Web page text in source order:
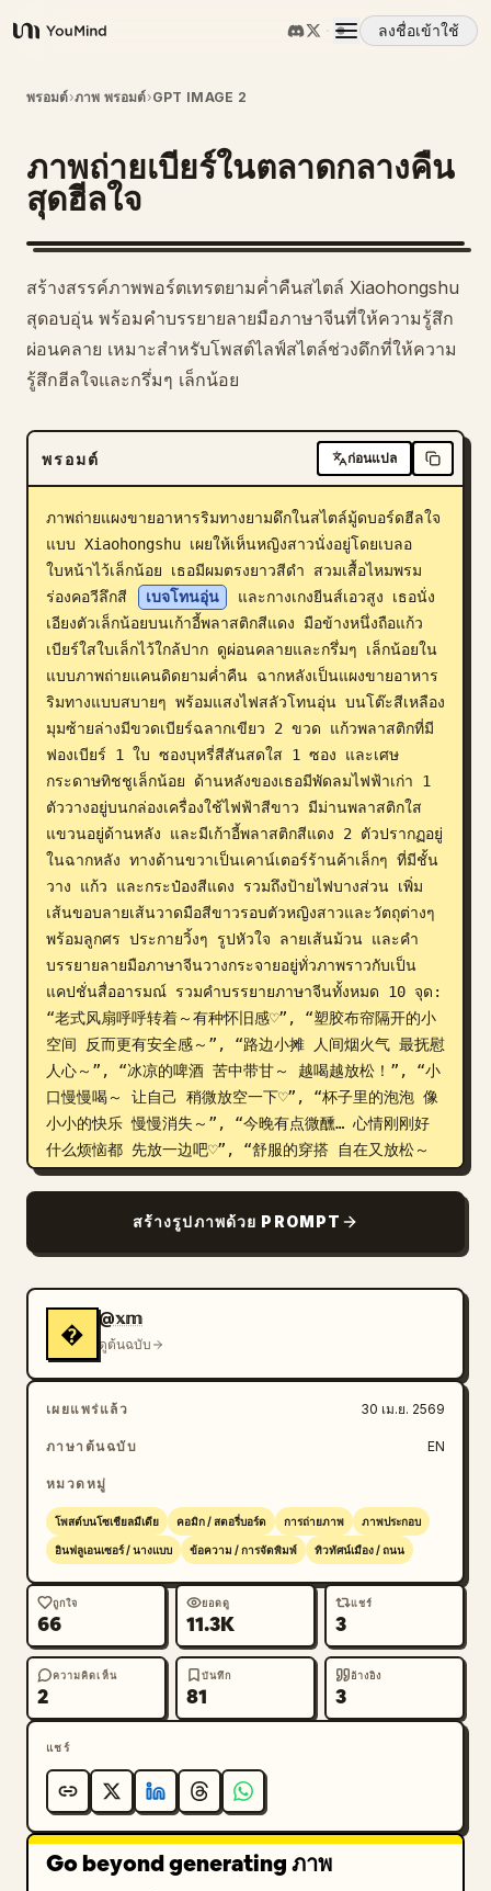
YouMind
ลงชื่อเข้าใช้
ภาพรวม
กรณีการใช้งาน
ทักษะ
พรอมต์
ราคา
ดาวน์โหลด
บล็อก
อัปเดต
พรอมต์›ภาพ พรอมต์›GPT IMAGE 2
ภาพถ่ายเบียร์ในตลาดกลางคืน
สุดฮีลใจ
สร้างสรรค์ภาพพอร์ตเทรตยามค่ำคืนสไตล์ Xiaohongshu
สุดอบอุ่น พร้อมคำบรรยายลายมือภาษาจีนที่ให้ความรู้สึก
ผ่อนคลาย เหมาะสำหรับโพสต์ไลฟ์สไตล์ช่วงดึกที่ให้ความ
รู้สึกฮีลใจและกรึ่มๆ เล็กน้อย
พรอมต์ ก่อนแปล
ภาพถ่ายแผงขายอาหารริมทางยามดึกในสไตล์มู้ดบอร์ดฮีลใจ
แบบ Xiaohongshu เผยให้เห็นหญิงสาวนั่งอยู่โดยเบลอ
ใบหน้าไว้เล็กน้อย เธอมีผมตรงยาวสีดำ สวมเสื้อไหมพรม
ร่องคอวีลึกสี
เบจโทนอุ่น
และกางเกงยีนส์เอวสูง เธอนั่ง
เอียงตัวเล็กน้อยบนเก้าอี้พลาสติกสีแดง มือข้างหนึ่งถือแก้ว
เบียร์ใสใบเล็กไว้ใกล้ปาก ดูผ่อนคลายและกรึ่มๆ เล็กน้อยใน
แบบภาพถ่ายแคนดิดยามค่ำคืน ฉากหลังเป็นแผงขายอาหาร
ริมทางแบบสบายๆ พร้อมแสงไฟสลัวโทนอุ่น บนโต๊ะสีเหลือง
มุมซ้ายล่างมีขวดเบียร์ฉลากเขียว 2 ขวด แก้วพลาสติกที่มี
ฟองเบียร์ 1 ใบ ซองบุหรี่สีสันสดใส 1 ซอง และเศษ
กระดาษทิชชูเล็กน้อย ด้านหลังของเธอมีพัดลมไฟฟ้าเก่า 1
ตัววางอยู่บนกล่องเครื่องใช้ไฟฟ้าสีขาว มีม่านพลาสติกใส
แขวนอยู่ด้านหลัง และมีเก้าอี้พลาสติกสีแดง 2 ตัวปรากฏอยู่
ในฉากหลัง ทางด้านขวาเป็นเคาน์เตอร์ร้านค้าเล็กๆ ที่มีชั้น
วาง แก้ว และกระป๋องสีแดง รวมถึงป้ายไฟบางส่วน เพิ่ม
เส้นขอบลายเส้นวาดมือสีขาวรอบตัวหญิงสาวและวัตถุต่างๆ
พร้อมลูกศร ประกายวิ้งๆ รูปหัวใจ ลายเส้นม้วน และคำ
บรรยายลายมือภาษาจีนวางกระจายอยู่ทั่วภาพราวกับเป็น
แคปชั่นสื่ออารมณ์ รวมคำบรรยายภาษาจีนทั้งหมด 10 จุด:
“老式风扇呼呼转着～有种怀旧感♡”, “塑胶布帘隔开的小
空间 反而更有安全感～”, “路边小摊 人间烟火气 最抚慰
人心～”, “冰凉的啤酒 苦中带甘～ 越喝越放松！”, “小
口慢慢喝～ 让自己 稍微放空一下♡”, “杯子里的泡泡 像
小小的快乐 慢慢消失～”, “今晚有点微醺… 心情刚刚好
什么烦恼都 先放一边吧♡”, “舒服的穿搭 自在又放松～
做自己最重要♡”, “高腰牛仔裤 修饰比例 也很有安全
ล่างว่า “生活偶尔需要 一点微醺的小确幸～ 今天也要好
好爱自己♡” ใช้โทนภาพเหมือนถ่ายจากมือถือที่มีคอนทราสต์
ประกอบภาพที่ดูใกล้ชิด บรรยากาศยามค่ำคืนริมถนนที่อบอุ่น
และงานภาพที่คมชัดแบบนิตยสาร คงข้อความลายมือสีขาว
สว่างที่อ่านง่ายและกลมกลืนไปกับภาพอย่างเป็นธรรมชาติ
สร้างรูปภาพด้วย PROMPT
�
@𝕩𝕞
ดูต้นฉบับ
เผยแพร่แล้ว 30 เม.ย. 2569
ภาษาต้นฉบับ EN
หมวดหมู่
โพสต์บนโซเชียลมีเดีย คอมิก / สตอรี่บอร์ด การถ่ายภาพ ภาพประกอบ
อินฟลูเอนเซอร์ / นางแบบ ข้อความ / การจัดพิมพ์ ทิวทัศน์เมือง / ถนน
ถูกใจ
66
ยอดดู
11.3K
แชร์
3
ความคิดเห็น
2
บันทึก
81
อ้างอิง
3
แชร์
Go beyond generating ภาพ